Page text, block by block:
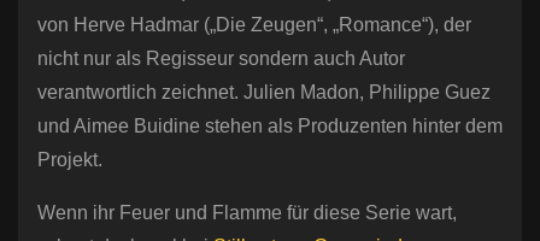
von Herve Hadmar („Die Zeugen“, „Romance“), der
nicht nur als Regisseur sondern auch Autor
verantwortlich zeichnet. Julien Madon, Philippe Guez
und Aimee Buidine stehen als Produzenten hinter dem
Projekt.
Wenn ihr Feuer und Flamme für diese Serie wart,